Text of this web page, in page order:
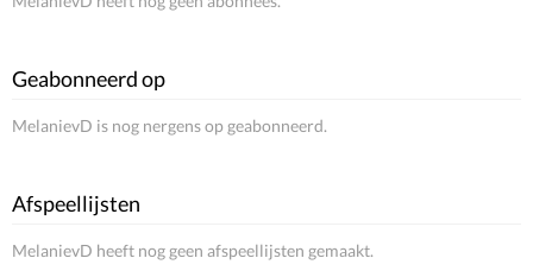
Geabonneerd op
MelanievD is nog nergens op geabonneerd.
Afspeellijsten
MelanievD heeft nog geen afspeellijsten gemaakt.